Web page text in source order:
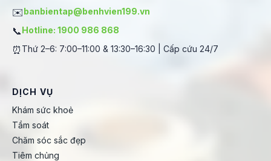
✉️banbientap@benhvien199.vn
📞Hotline: 1900 986 868
⏰ Thứ 2–6: 7:00–11:00 & 13:30–16:30 | Cấp cứu 24/7
DỊCH VỤ
Khám sức khoẻ
Tầm soát
Chăm sóc sắc đẹp
Tiêm chủng